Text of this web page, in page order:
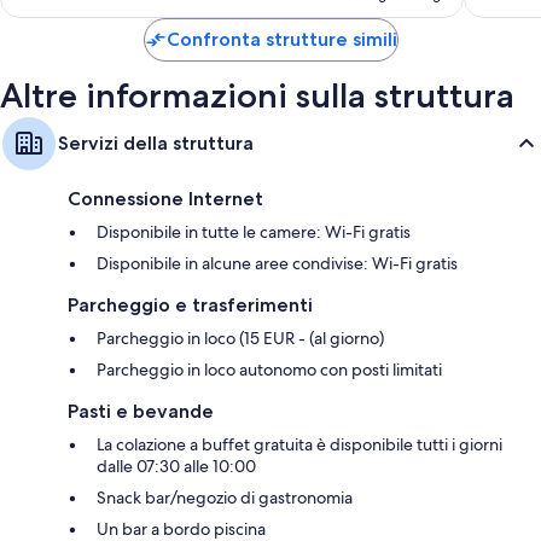
Confronta strutture simili
Altre informazioni sulla struttura
Servizi della struttura
Connessione Internet
Disponibile in tutte le camere: Wi-Fi gratis
Disponibile in alcune aree condivise: Wi-Fi gratis
Parcheggio e trasferimenti
Parcheggio in loco (15 EUR - (al giorno)
Parcheggio in loco autonomo con posti limitati
Pasti e bevande
La colazione a buffet gratuita è disponibile tutti i giorni
dalle 07:30 alle 10:00
Snack bar/negozio di gastronomia
Un bar a bordo piscina